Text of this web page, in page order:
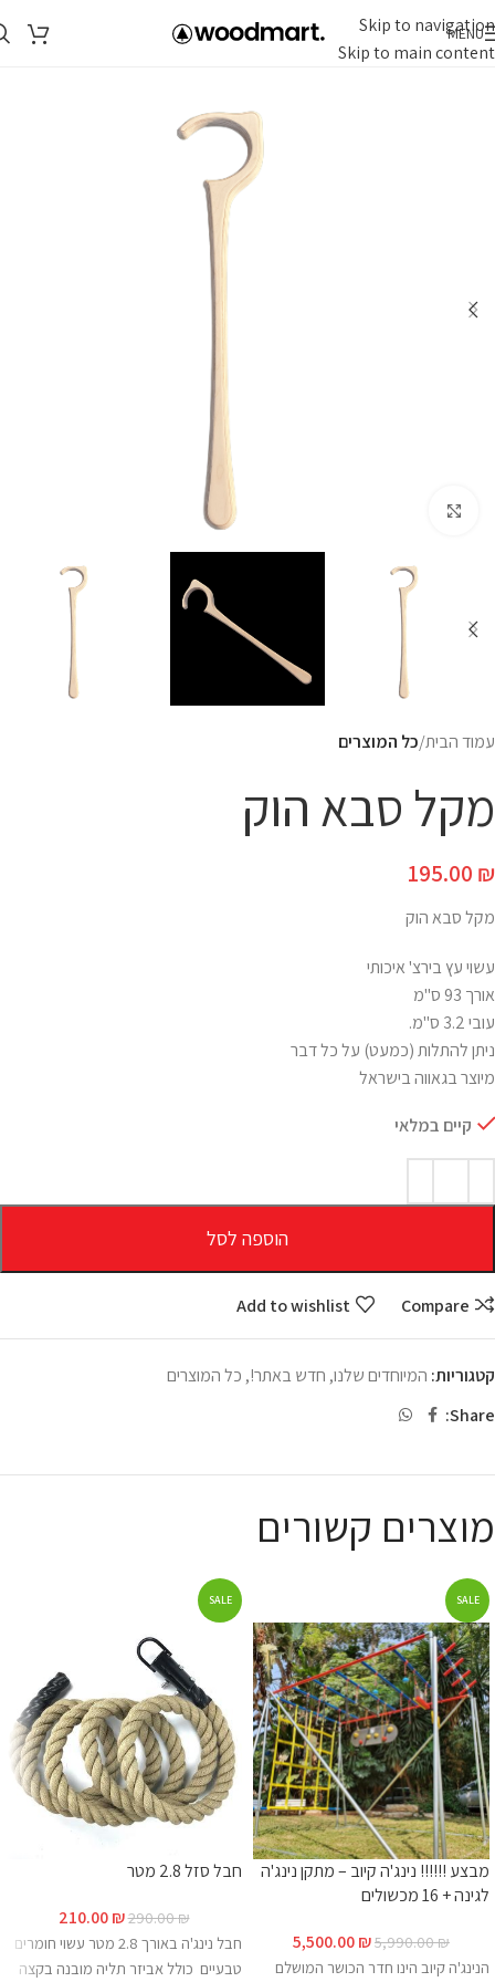
Skip to navigation
Skip to main content
MENU
עמוד הבית כל המוצרים
מקל סבא הוק
195.00 ₪
מקל סבא הוק
עשוי עץ בירצ' איכותי
אורך 93 ס"מ
עובי 3.2 ס"מ.
ניתן להתלות (כמעט) על כל דבר
מיוצר בגאווה בישראל
קיים במלאי
הוספה לסל
Compare
Add to wishlist
קטגוריות: המיוחדים שלנו, חדש באתר!, כל המוצרים
Share:
מוצרים קשורים
SALE
מבצע !!!!!! נינג'ה קיוב – מתקן נינג'ה
לגינה + 16 מכשולים
5,990.00₪
5,500.00₪
הנינג'ה קיוב הינו חדר הכושר המושלם
SALE
חבל סזל 2.8 מטר
290.00₪
210.00₪
חבל נינג'ה באורך 2.8 מטר עשוי חומרים
טבעיים כולל אביזר תליה מובנה בקצה